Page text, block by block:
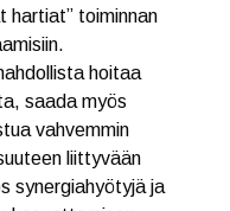
hartiat” toiminnan
hoitaa
saada myös
vahvemmin
liittyvään
synergiahyötyjä ja